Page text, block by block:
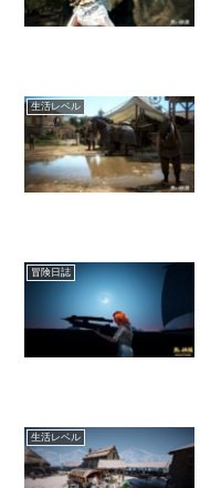
生活レベル
冒険日誌
生活レベル